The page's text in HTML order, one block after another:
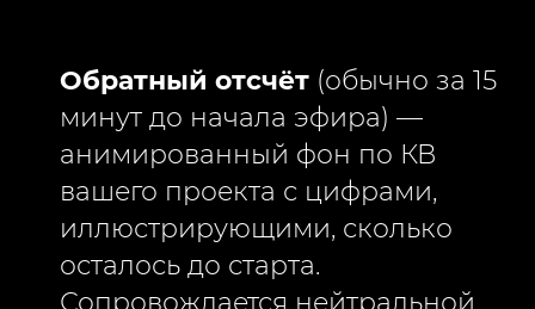
Обратный отсчёт (обычно за 15
минут до начала эфира) —
анимированный фон по КВ
вашего проекта с цифрами,
иллюстрирующими, сколько
осталось до старта.
Сопровождается нейтральной